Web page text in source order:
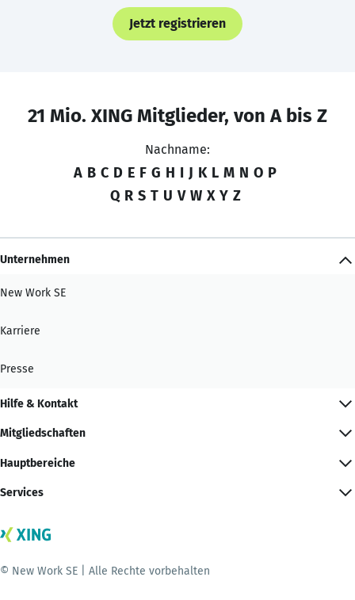
Jetzt registrieren
21 Mio. XING Mitglieder, von A bis Z
Nachname:
A B C D E F G H I J K L M N O P
Q R S T U V W X Y Z
Unternehmen
New Work SE
Karriere
Presse
Hilfe & Kontakt
Mitgliedschaften
Hauptbereiche
Services
© New Work SE | Alle Rechte vorbehalten